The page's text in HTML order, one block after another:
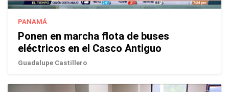
PANAMÁ
Ponen en marcha flota de buses
eléctricos en el Casco Antiguo
Guadalupe Castillero